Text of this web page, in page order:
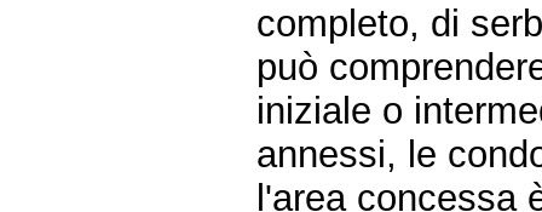
completo, di
può
iniziale o
annessi, le
l'area concessa